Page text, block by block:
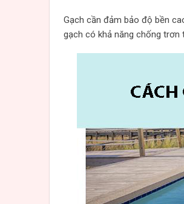
Gạch cần đảm bảo độ bền
gạch có khả năng chống trơn